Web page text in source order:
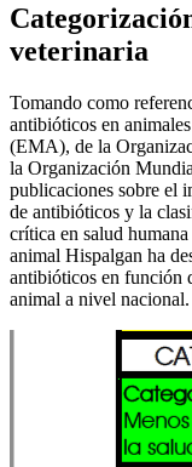
veterinaria
Tomando como
antibióticos en
(EMA), de la
la Organización
publicaciones sobre el
de antibióticos y la
crítica en salud
animal Hispalgan ha
antibióticos en función
animal a nivel nacional.